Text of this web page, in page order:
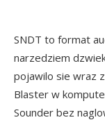
SNDT to format
narzedziem
pojawilo sie wraz
Blaster w
Sounder bez